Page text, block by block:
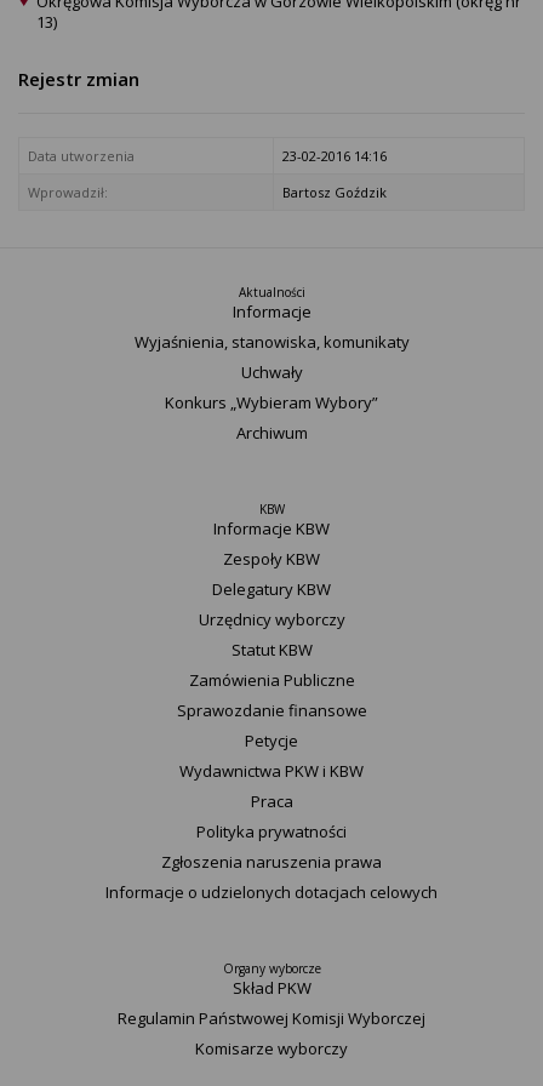
13)
Rejestr zmian
Data utworzenia
23-02-2016 14:16
Wprowadził:
Bartosz Goździk
Aktualności
Informacje
Wyjaśnienia, stanowiska, komunikaty
Uchwały
Konkurs „Wybieram Wybory”
Archiwum
KBW
Informacje KBW
Zespoły KBW
Delegatury ​KBW
Urzędnicy wyborczy
Statut K​BW
Zamówienia Publiczne
Sprawozdanie finansowe
Petycje
Wydawnictwa PKW i KBW
Praca
Polityka prywatności
Zgłoszenia naruszenia prawa
Informacje o udzielonych dotacjach celowych
Organy wyborcze
Skład PKW
Regulamin Państwowej Komisji Wyborczej
Komisarze wyborczy